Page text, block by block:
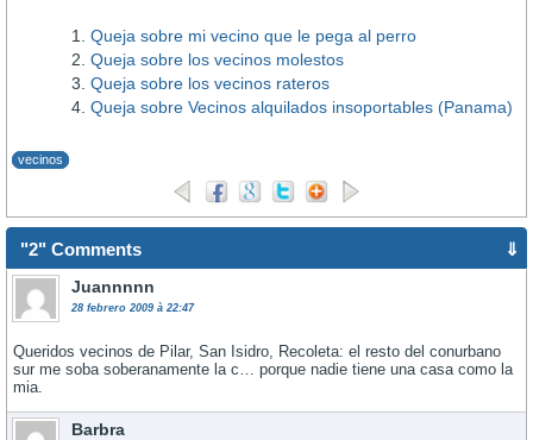
Queja sobre mi vecino que le pega al perro
Queja sobre los vecinos molestos
Queja sobre los vecinos rateros
Queja sobre Vecinos alquilados insoportables (Panama)
vecinos
"2" Comments ⇓
Juannnnn
28 febrero 2009 à 22:47
Queridos vecinos de Pilar, San Isidro, Recoleta: el resto del conurbano
sur me soba soberanamente la c… porque nadie tiene una casa como la
mia.
Barbra